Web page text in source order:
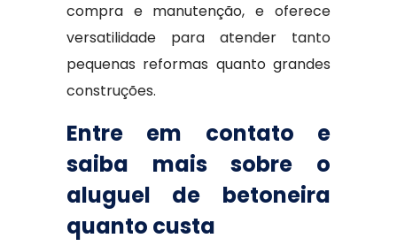
compra e manutenção, e oferece
versatilidade para atender tanto
pequenas reformas quanto grandes
construções.
Entre em contato e
saiba mais sobre o
aluguel de betoneira
quanto custa